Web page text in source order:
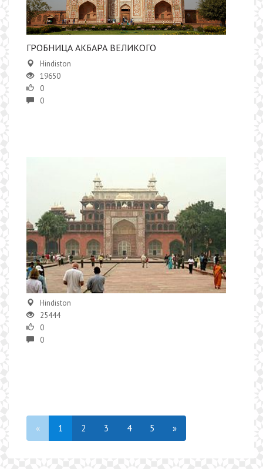
ГРОБНИЦА АКБАРА ВЕЛИКОГО
Hindiston
19650
0
0
Hindiston
25444
0
0
« 1 2 3 4 5 »